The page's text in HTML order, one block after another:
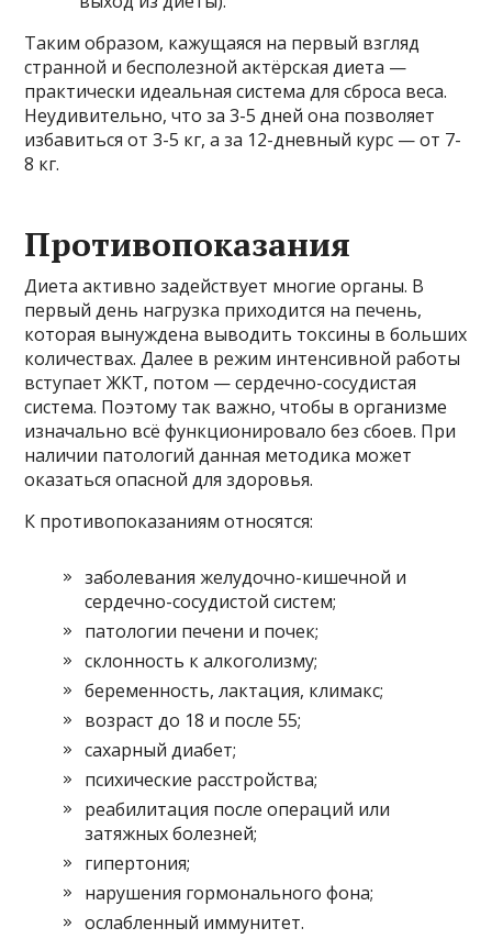
Таким образом, кажущаяся на первый взгляд
странной и бесполезной актёрская диета —
практически идеальная система для сброса веса.
Неудивительно, что за 3-5 дней она позволяет
избавиться от 3-5 кг, а за 12-дневный курс — от 7-
8 кг.
Противопоказания
Диета активно задействует многие органы. В
первый день нагрузка приходится на печень,
которая вынуждена выводить токсины в больших
количествах. Далее в режим интенсивной работы
вступает ЖКТ, потом — сердечно-сосудистая
система. Поэтому так важно, чтобы в организме
изначально всё функционировало без сбоев. При
наличии патологий данная методика может
оказаться опасной для здоровья.
К противопоказаниям относятся:
заболевания желудочно-кишечной и
сердечно-сосудистой систем;
патологии печени и почек;
склонность к алкоголизму;
беременность, лактация, климакс;
возраст до 18 и после 55;
сахарный диабет;
психические расстройства;
реабилитация после операций или
затяжных болезней;
гипертония;
нарушения гормонального фона;
ослабленный иммунитет.